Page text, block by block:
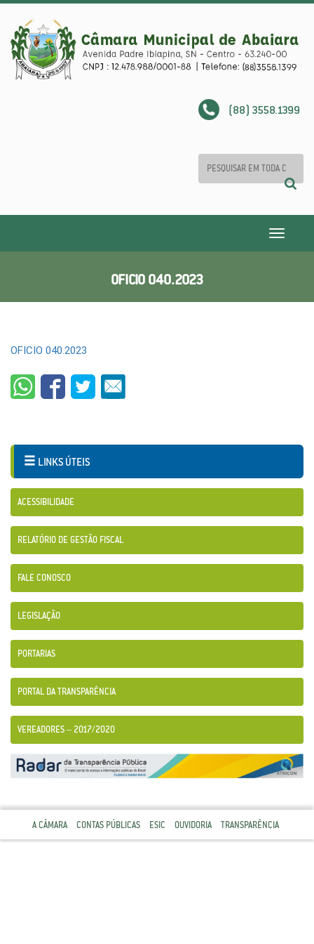
(88) 3558.1399
Toggle
OFICIO 040.2023
OFICIO 040.2023
LINKS ÚTEIS
ACESSIBILIDADE
RELATÓRIO DE GESTÃO FISCAL
FALE CONOSCO
LEGISLAÇÃO
PORTARIAS
PORTAL DA TRANSPARÊNCIA
VEREADORES – 2017/2020
A CÂMARA CONTAS PÚBLICAS ESIC OUVIDORIA TRANSPARÊNCIA